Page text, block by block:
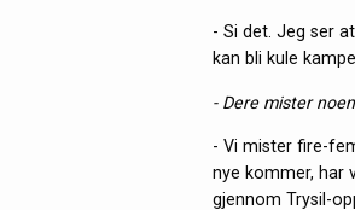
- Si det. Jeg ser
kan bli kule
- Dere mister
- Vi mister fire-
nye kommer, har
gjennom Trysil-